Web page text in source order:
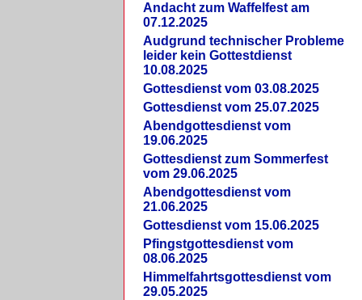
Andacht zum Waffelfest am
07.12.2025
Audgrund technischer Probleme
leider kein Gottestdienst
10.08.2025
Gottesdienst vom 03.08.2025
Gottesdienst vom 25.07.2025
Abendgottesdienst vom
19.06.2025
Gottesdienst zum Sommerfest
vom 29.06.2025
Abendgottesdienst vom
21.06.2025
Gottesdienst vom 15.06.2025
Pfingstgottesdienst vom
08.06.2025
Himmelfahrtsgottesdienst vom
29.05.2025